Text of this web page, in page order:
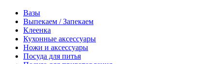
Вазы
Выпекаем / Запекаем
Клеенка
Кухонные аксессуары
Ножи и аксессуары
Посуда для питья